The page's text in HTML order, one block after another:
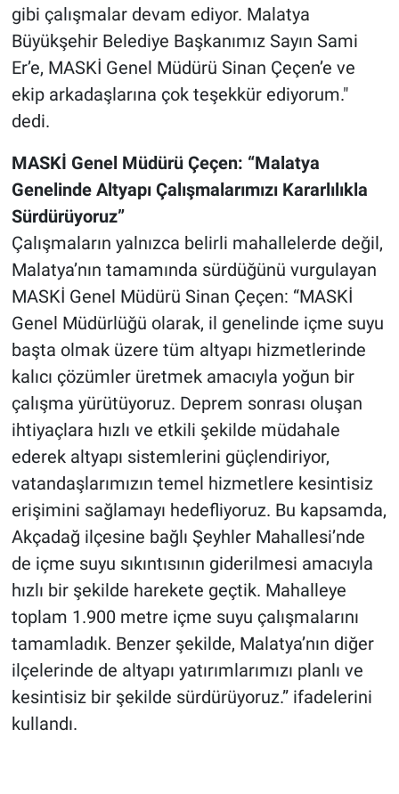
gibi çalışmalar devam ediyor. Malatya
Büyükşehir Belediye Başkanımız Sayın Sami
Er’e, MASKİ Genel Müdürü Sinan Çeçen’e ve
ekip arkadaşlarına çok teşekkür ediyorum."
dedi.
MASKİ Genel Müdürü Çeçen: “Malatya
Genelinde Altyapı Çalışmalarımızı Kararlılıkla
Sürdürüyoruz”
Çalışmaların yalnızca belirli mahallelerde değil,
Malatya’nın tamamında sürdüğünü vurgulayan
MASKİ Genel Müdürü Sinan Çeçen: “MASKİ
Genel Müdürlüğü olarak, il genelinde içme suyu
başta olmak üzere tüm altyapı hizmetlerinde
kalıcı çözümler üretmek amacıyla yoğun bir
çalışma yürütüyoruz. Deprem sonrası oluşan
ihtiyaçlara hızlı ve etkili şekilde müdahale
ederek altyapı sistemlerini güçlendiriyor,
vatandaşlarımızın temel hizmetlere kesintisiz
erişimini sağlamayı hedefliyoruz. Bu kapsamda,
Akçadağ ilçesine bağlı Şeyhler Mahallesi’nde
de içme suyu sıkıntısının giderilmesi amacıyla
hızlı bir şekilde harekete geçtik. Mahalleye
toplam 1.900 metre içme suyu çalışmalarını
tamamladık. Benzer şekilde, Malatya’nın diğer
ilçelerinde de altyapı yatırımlarımızı planlı ve
kesintisiz bir şekilde sürdürüyoruz.” ifadelerini
kullandı.